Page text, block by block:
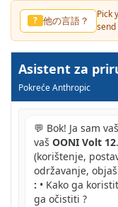
? 他の言語？
Pick
Asistent za
Pokreće Anthropic
💬 Bok! Ja sam
vaš OONI Volt 12
(korištenje,
održavanje,
: • Kako ga
ga očistiti ?